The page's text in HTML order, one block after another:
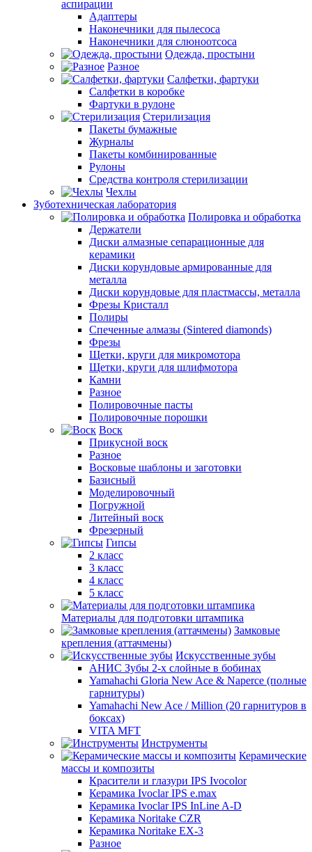
аспирации
Адаптеры
Наконечники для пылесоса
Наконечники для слюноотсоса
Одежда, простыни
Разное
Салфетки, фартуки
Салфетки в коробке
Фартуки в рулоне
Стерилизация
Пакеты бумажные
Журналы
Пакеты комбинированные
Рулоны
Средства контроля стерилизации
Чехлы
Зуботехническая лаборатория
Полировка и обработка
Держатели
Диски алмазные сепарационные для
керамики
Диски корундовые армированные для
металла
Диски корундовые для пластмассы, металла
Фрезы Кристалл
Полиры
Спеченные алмазы (Sintered diamonds)
Фрезы
Щетки, круги для микромотора
Щетки, круги для шлифмотора
Камни
Разное
Полировочные пасты
Полировочные порошки
Воск
Прикусной воск
Разное
Восковые шаблоны и заготовки
Базисный
Моделировочный
Погружной
Литейный воск
Фрезерный
Гипсы
2 класс
3 класс
4 класс
5 класс
Материалы для подготовки штампика
Замковые
крепления (аттачмены)
Искусственные зубы
АНИС Зубы 2-х слойные в бобинах
Yamahachi Gloria New Ace & Naperce (полные
гарнитуры)
Yamahachi New Ace / Million (20 гарнитуров в
боксах)
VITA MFT
Инструменты
Керамические
массы и композиты
Красители и глазури IPS Ivocolor
Керамика Ivoclar IPS e.max
Керамика Ivoclar IPS InLine A-D
Керамика Noritake CZR
Керамика Noritake EX-3
Разное